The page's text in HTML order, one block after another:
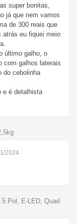
super bonitas,
já que nem vamos
de 300 reais que
atrás eu fiquei meio
último galho, o
com galhos laterais
do cebolinha
e é detalhista
2024
Pol, E-LED, Quad